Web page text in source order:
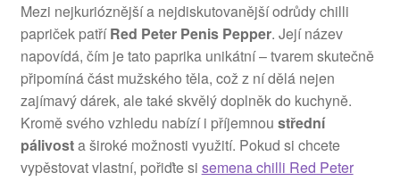
Mezi nejkurióznější a nejdiskutovanější odrůdy chilli
papriček patříRed Peter Penis Pepper. Její název
napovídá, čím je tato paprika unikátní – tvarem skutečně
připomíná část mužského těla, což z ní dělá nejen
zajímavý dárek, ale také skvělý doplněk do kuchyně.
Kromě svého vzhledu nabízí i příjemnou střední
pálivosta široké možnosti využití. Pokud si chcete
vypěstovat vlastní, pořiďte si semena chilli Red Peter